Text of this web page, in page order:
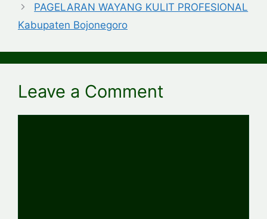
PAGELARAN WAYANG KULIT PROFESIONAL
Kabupaten Bojonegoro
Leave a Comment